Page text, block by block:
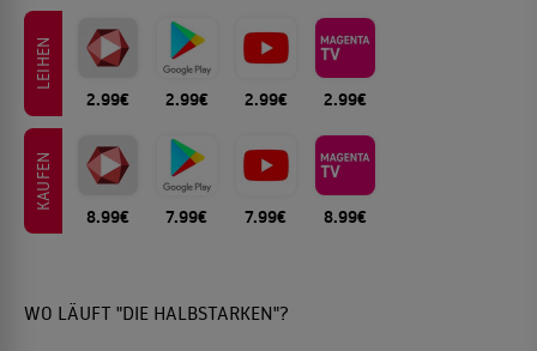
LEIHEN
2.99€ 2.99€ 2.99€ 2.99€
KAUFEN
8.99€ 7.99€ 7.99€ 8.99€
WO LÄUFT "DIE HALBSTARKEN"?